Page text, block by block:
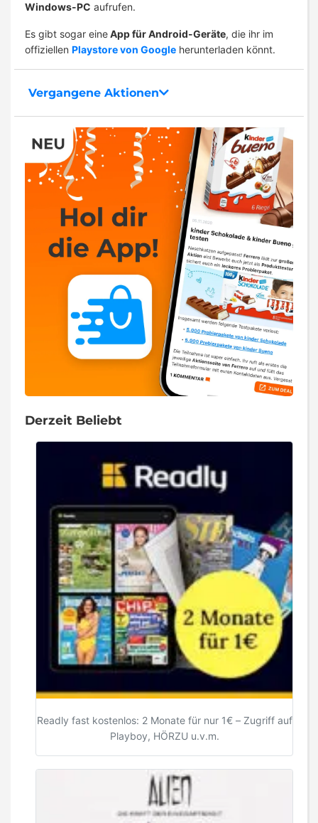
Windows-PC aufrufen.
Es gibt sogar eineApp für Android-Geräte, die ihr im
offiziellen Playstore von Google herunterladen könnt.
Vergangene Aktionen
Derzeit Beliebt
Readly fast kostenlos: 2 Monate für nur 1€ – Zugriff auf
Playboy, HÖRZU u.v.m.